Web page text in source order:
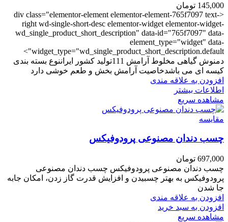
145,000 تومان
<div class="elementor-element elementor-element-765f7097 text-
right wd-single-short-desc elementor-widget elementor-widget-
wd_single_product_short_description" data-id="765f7097" data-
element_type="widget" data-
widget_type="wd_single_product_short_description.default">
دمنوش گیاهی مخلوط آرامش 111تولید کشور ایراننوع بسته بندی
کیسه ای می باشدخاصیت آرامش بخش و طعم خوشی دارد
افزودن به علاقه مندی
اطلاعات بیشتر
مشاهده سریع
مقایسه
چسب دندان مصنوعی پرودوفیکس
697,000 تومان
چسب دندان مصنوعی پرودوفیکس چسب دندان مصنوعی
پرودوفیکس به بهتر چسبیدن و افزایش قدرت گاز زدن، امکان جابه
جا شدن
افزودن به علاقه مندی
افزودن به سبد خرید
مشاهده سریع